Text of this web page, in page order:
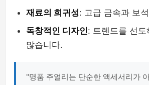
재료의 희귀성: 고급 금속과 보
독창적인 디자인: 트렌드를 선도
많습니다.
"명품 주얼리는 단순한 액세서리가